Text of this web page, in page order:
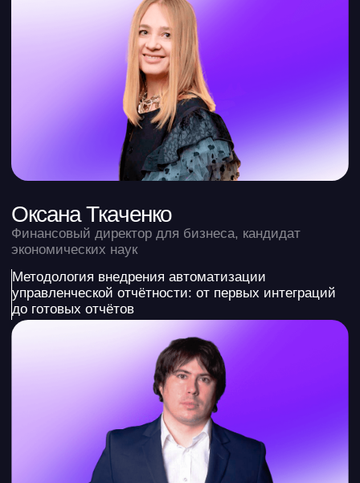
Ильяна Левина
Личный бренд финансиста как новый капитал: 10
шагов, как создать, продвинуть и монетизировать
CEO Money Sellers, эксперт по финансам
маркетплейсов, член рабочей группы Госдумы
Как автоматизировать финансовую отчетность